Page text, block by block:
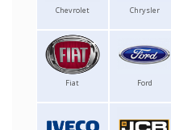
Chevrolet Chrysler
Fiat Ford